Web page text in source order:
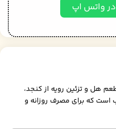
در واتس اپ
هل و تزئین رویه از کنجد،
که برای مصرف روزانه و